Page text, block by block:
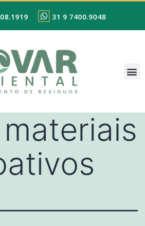
31 9 7400.9048
materiais